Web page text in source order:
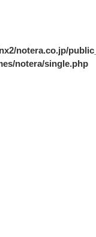
notera.co.jp/
notera/single.php